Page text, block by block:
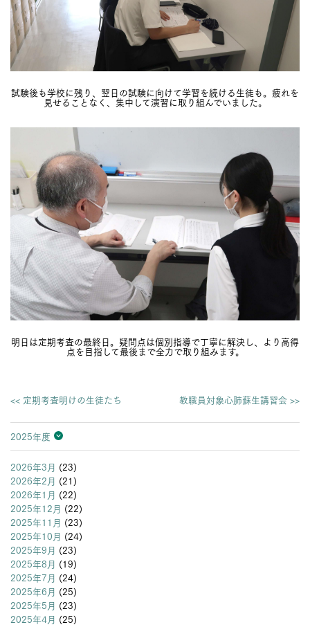
試験後も学校に残り、翌日の試験に向けて学習を続ける生徒も。疲れを
見せることなく、集中して演習に取り組んでいました。
明日は定期考査の最終日。疑問点は個別指導で丁寧に解決し、より高得
点を目指して最後まで全力で取り組みます。
<< 定期考査明けの生徒たち 教職員対象心肺蘇生講習会 >>
2025年度
2026年度
2025年度
2024年度
2023年度
2022年度
2021年度
2020年度
2019年度
2018年度
2017年度
2016年度
2015年度
2014年度
2013年度
2026年3月 (23)
2026年2月 (21)
2026年1月 (22)
2025年12月 (22)
2025年11月 (23)
2025年10月 (24)
2025年9月 (23)
2025年8月 (19)
2025年7月 (24)
2025年6月 (25)
2025年5月 (23)
2025年4月 (25)